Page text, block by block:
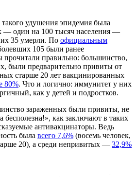
такого удушения эпидемия была
— один на 100 тысяч населения —
35 умерли. По официальным
105 были ранее
правильно: большинство,
были предварительно привиты от
старше 20 лет вакцинированных
80%. Что и логично: иммунитет у них
как у детей и подростков.
зараженных были привиты, не
бесполезна!», как заключают в таких
антивакцинаторы. Ведь
была всего 7,6% (восемь человек,
20), а среди непривитых — 32,9%